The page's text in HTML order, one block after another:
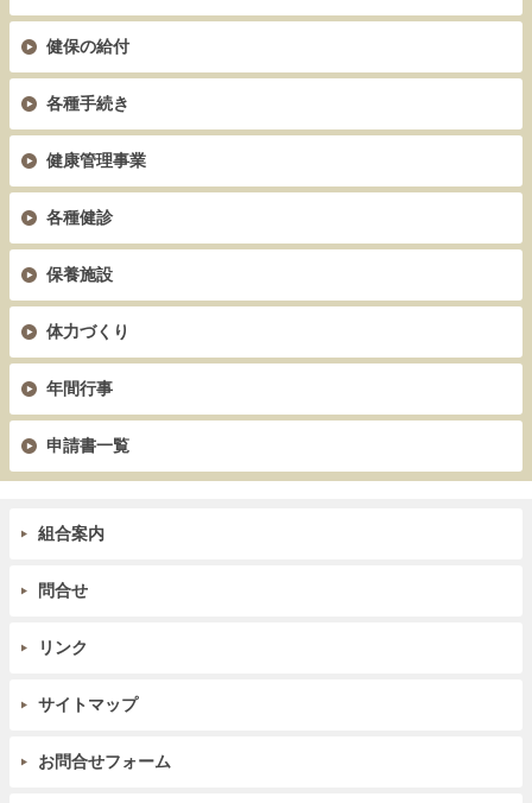
組合案内
問合せ
リンク
サイトマップ
お問合せフォーム
健保の給付
各種手続き
健康管理事業
各種健診
保養施設
体力づくり
年間行事
申請書一覧